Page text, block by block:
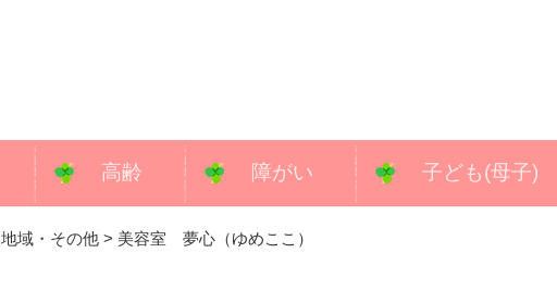
高齢 障がい 子ども(母子)
地域・その他 > 美容室 夢心（ゆめここ）